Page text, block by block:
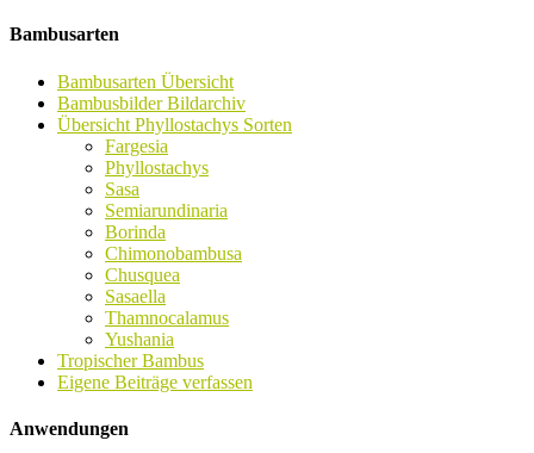
Bambusarten
Bambusarten Übersicht
Bambusbilder Bildarchiv
Übersicht Phyllostachys Sorten
Fargesia
Phyllostachys
Sasa
Semiarundinaria
Borinda
Chimonobambusa
Chusquea
Sasaella
Thamnocalamus
Yushania
Tropischer Bambus
Eigene Beiträge verfassen
Anwendungen